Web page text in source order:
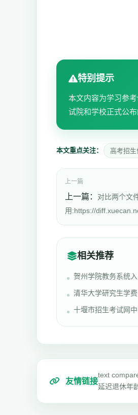
特别提示
本文内容为学习参
试院和学校正式公布
本文重点关注： 高考招生
上一篇
上一篇： 对比两个文
用:https://
相关推荐
贺州学院教务系统
清华大学研究生学
十堰市招生考试网
友情链接
text
延迟退休年